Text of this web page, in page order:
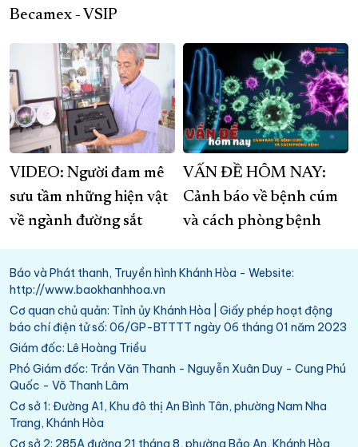
Becamex - VSIP
VIDEO: Người đam mê
sưu tầm những hiện vật
về ngành đường sắt
VẤN ĐỀ HÔM NAY:
Cảnh báo về bệnh cúm
và cách phòng bệnh
Báo và Phát thanh, Truyền hình Khánh Hòa - Website:
http://www.baokhanhhoa.vn
Cơ quan chủ quản: Tỉnh ủy Khánh Hòa | Giấy phép hoạt động
báo chí điện tử số: 06/GP-BTTTT ngày 06 tháng 01 năm 2023
Giám đốc: Lê Hoàng Triều
Phó Giám đốc: Trần Văn Thanh - Nguyễn Xuân Duy - Cung Phú
Quốc - Võ Thanh Lâm
Cơ sở 1: Đường A1, Khu đô thị An Bình Tân, phường Nam Nha
Trang, Khánh Hòa
Cơ sở 2: 285A đường 21 tháng 8, phường Bảo An, Khánh Hòa